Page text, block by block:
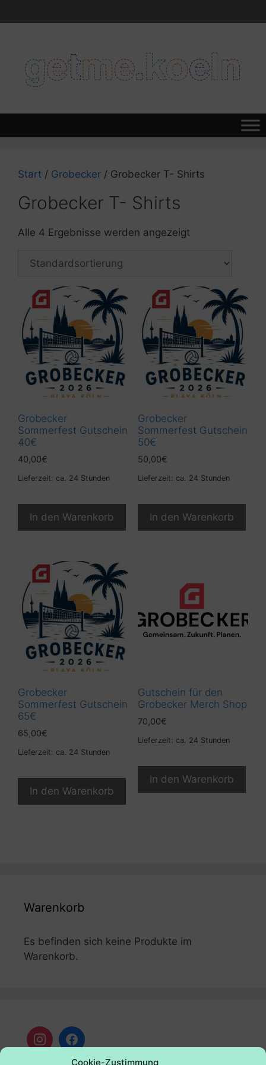
Cookie-Zustimmung
Inhalt
Start / Grobecker / Grobecker T- Shirts
Grobecker T- Shirts
Alle 4 Ergebnisse werden angezeigt
Grobecker
Sommerfest Gutschein
40€
40,00€
Lieferzeit: ca. 24 Stunden
In den Warenkorb
Grobecker
Sommerfest Gutschein
50€
50,00€
Lieferzeit: ca. 24 Stunden
In den Warenkorb
Grobecker
Sommerfest Gutschein
65€
65,00€
Lieferzeit: ca. 24 Stunden
In den Warenkorb
Gutschein für den
Grobecker Merch Shop
70,00€
Lieferzeit: ca. 24 Stunden
In den Warenkorb
Warenkorb
Es befinden sich keine Produkte im
Warenkorb.